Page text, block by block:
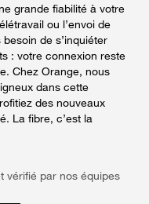
grande fiabilité à votre
ou l’envoi de
de s’inquiéter
: votre connexion reste
Chez Orange, nous
dans cette
des nouveaux
La fibre, c’est la
vérifié par nos équipes